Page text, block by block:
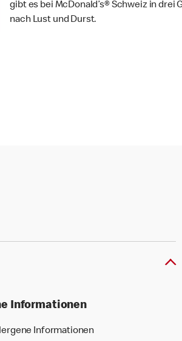
gibt es bei McDonald’s® Schweiz in drei
nach Lust und Durst.
Informationen
Informationen